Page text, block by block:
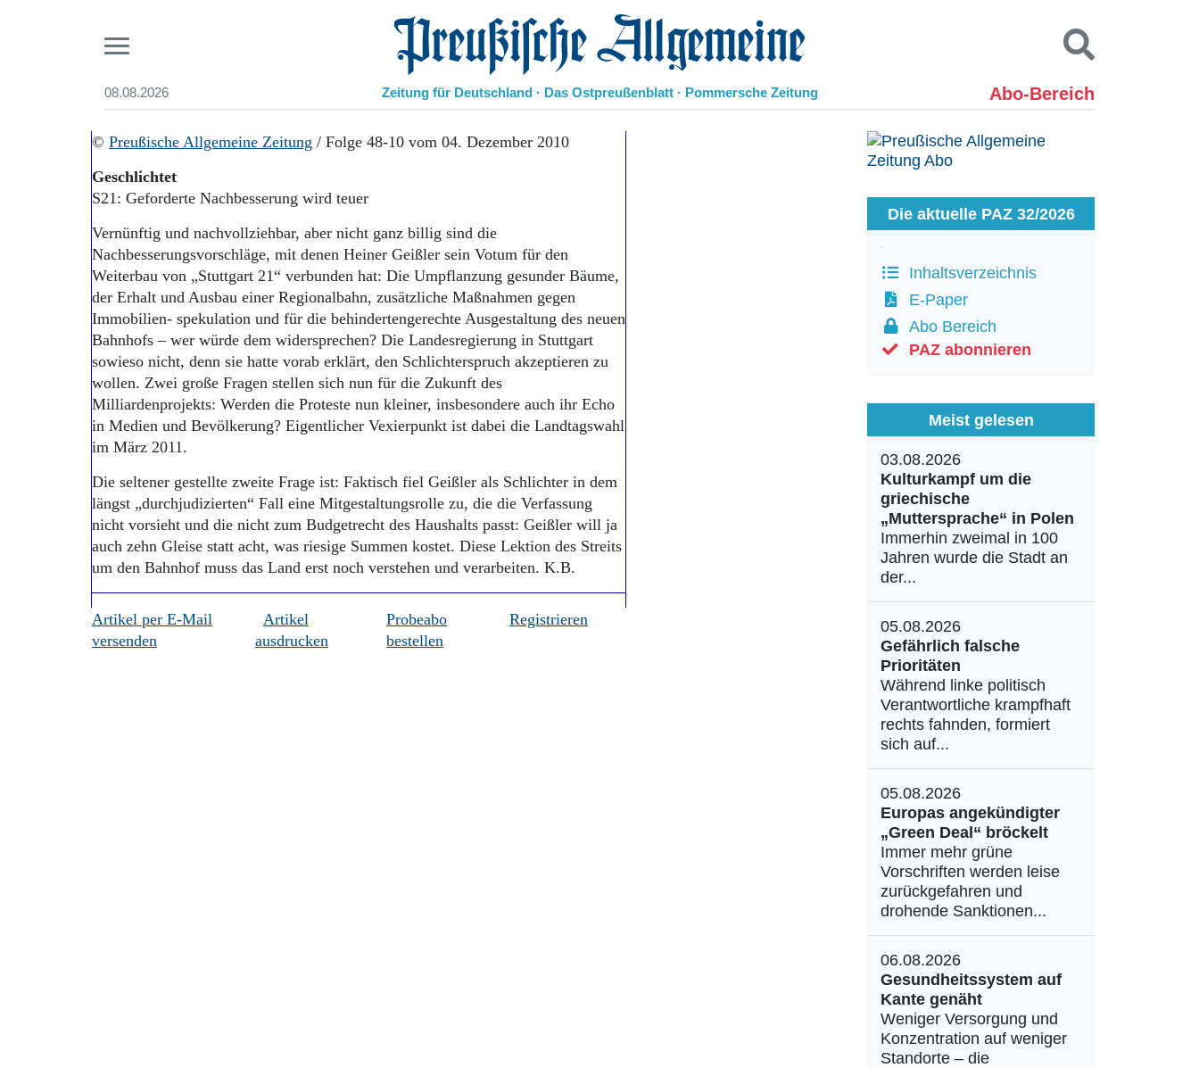
08.08.2026 Preußische Allgemeine Zeitung
Zeitung für Deutschland · Das Ostpreußenblatt · Pommersche Zeitung Abo-Bereich
Start
Aktuelle Ausgabe
Abonnenten-Login
Abo Prämien
Archiv
Mediadaten
Geschichte
Ostpreußen
Pommern
Berlin-Brandenburg
Schlesien
Danzig und Westpreußen
Kontakt
Suchen und finden
© Preußische Allgemeine Zeitung / Folge 48-10 vom 04. Dezember 2010
Geschlichtet
S21: Geforderte Nachbesserung wird teuer
Vernünftig und nachvollziehbar, aber nicht ganz billig sind die
Nachbesserungsvorschläge, mit denen Heiner Geißler sein Votum für den
Weiterbau von „Stuttgart 21“ verbunden hat: Die Umpflanzung gesunder Bäume,
der Erhalt und Ausbau einer Regionalbahn, zusätzliche Maßnahmen gegen
Immobilien- spekulation und für die behindertengerechte Ausgestaltung des neuen
Bahnhofs – wer würde dem widersprechen? Die Landesregierung in Stuttgart
sowieso nicht, denn sie hatte vorab erklärt, den Schlichterspruch akzeptieren zu
wollen. Zwei große Fragen stellen sich nun für die Zukunft des
Milliardenprojekts: Werden die Proteste nun kleiner, insbesondere auch ihr Echo
in Medien und Bevölkerung? Eigentlicher Vexierpunkt ist dabei die Landtagswahl
im März 2011.
Die seltener gestellte zweite Frage ist: Faktisch fiel Geißler als Schlichter in dem
längst „durchjudizierten“ Fall eine Mitgestaltungsrolle zu, die die Verfassung
nicht vorsieht und die nicht zum Budgetrecht des Haushalts passt: Geißler will ja
auch zehn Gleise statt acht, was riesige Summen kostet. Diese Lektion des Streits
um den Bahnhof muss das Land erst noch verstehen und verarbeiten. K.B.
Artikel per E-Mail
versenden
Artikel
ausdrucken
Probeabo
bestellen
Registrieren
Die aktuelle PAZ 32/2026
Inhaltsverzeichnis
E-Paper
Abo Bereich
PAZ abonnieren
Meist gelesen
03.08.2026
Kulturkampf um die
griechische
„Muttersprache“ in Polen
Immerhin zweimal in 100
Jahren wurde die Stadt an
der...
05.08.2026
Gefährlich falsche
Prioritäten
Während linke politisch
Verantwortliche krampfhaft
rechts fahnden, formiert
sich auf...
05.08.2026
Europas angekündigter
„Green Deal“ bröckelt
Immer mehr grüne
Vorschriften werden leise
zurückgefahren und
drohende Sanktionen...
06.08.2026
Gesundheitssystem auf
Kante genäht
Weniger Versorgung und
Konzentration auf weniger
Standorte – die